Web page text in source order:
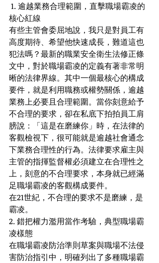
1. 逾越業務合理範圍，直擊職場霸凌的
核心紅線
有些主管會委屈地說，我只是對員工有
高度期待、希望他快速成長，難道這也
犯法嗎？最新的職業安全衛生法修正條
文中，對於職場霸凌的定義有著非常明
晰的法律界線。其中一個最核心的構成
要件，就是利用職務或權勢關係，逾越
業務上必要且合理範圍。當你刻意給予
不合理的要求，卻在私底下拍拍員工肩
膀說：「這是在磨練你」時，在法律的
客觀檢視下，很可能就是逾越社會通念
下業務合理性的行為。法律要求雇主與
主管的指揮監督權必須建立在合理性之
上，刻意的不合理要求，本身就已經滿
足職場霸凌的客觀構成要件。
在21世紀，不合理的要求不是磨練，是
霸凌。
2. 錯把權力濫用當作考驗，典型職場霸
凌樣態
在職場霸凌防治準則草案與職場不法侵
害防治指引中，明確列出了多種職場霸